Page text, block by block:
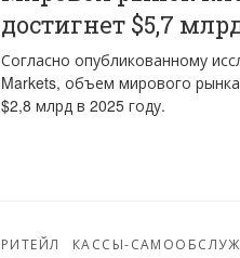
достигнет $5,7
Согласно опубликованному
Markets, объем мирового
$2,8 млрд в 2025 году.
РИТЕЙЛ КАССЫ-